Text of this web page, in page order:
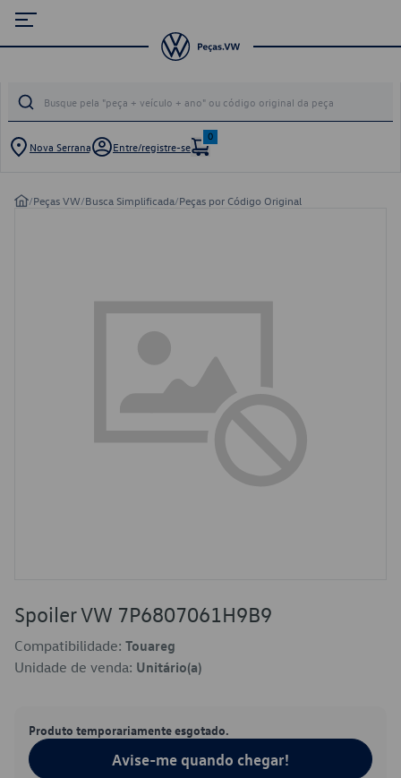
Nova Serrana Entre/registre-se
0
/Peças VW/Busca Simplificada/Peças por Código Original
Spoiler VW 7P6807061H9B9
Compatibilidade: Touareg
Unidade de venda: Unitário(a)
Produto temporariamente esgotado.
Avise-me quando chegar!